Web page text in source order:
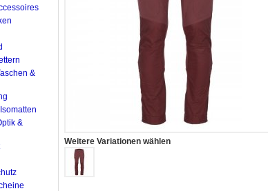
Weitere Variationen wählen
&
&